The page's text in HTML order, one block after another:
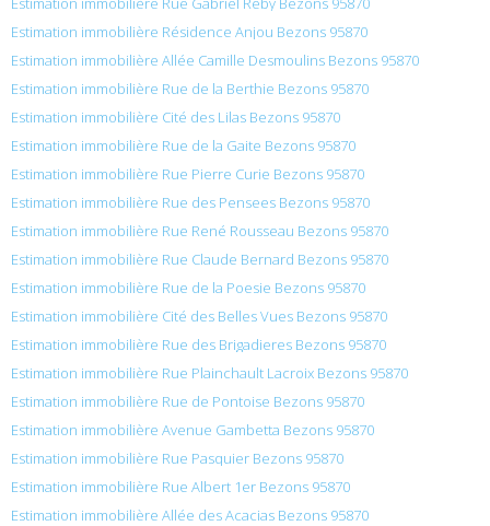
Estimation immobilière Résidence Anjou Bezons 95870
Estimation immobilière Allée Camille Desmoulins Bezons 95870
Estimation immobilière Rue de la Berthie Bezons 95870
Estimation immobilière Cité des Lilas Bezons 95870
Estimation immobilière Rue de la Gaite Bezons 95870
Estimation immobilière Rue Pierre Curie Bezons 95870
Estimation immobilière Rue des Pensees Bezons 95870
Estimation immobilière Rue René Rousseau Bezons 95870
Estimation immobilière Rue Claude Bernard Bezons 95870
Estimation immobilière Rue de la Poesie Bezons 95870
Estimation immobilière Cité des Belles Vues Bezons 95870
Estimation immobilière Rue des Brigadieres Bezons 95870
Estimation immobilière Rue Plainchault Lacroix Bezons 95870
Estimation immobilière Rue de Pontoise Bezons 95870
Estimation immobilière Avenue Gambetta Bezons 95870
Estimation immobilière Rue Pasquier Bezons 95870
Estimation immobilière Rue Albert 1er Bezons 95870
Estimation immobilière Allée des Acacias Bezons 95870